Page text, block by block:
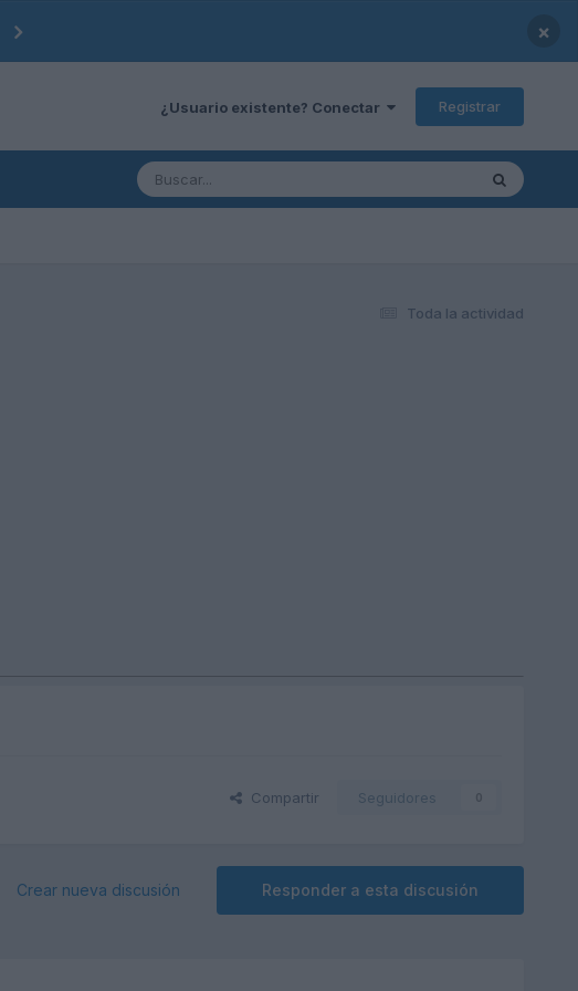
×
¿Usuario existente? Conectar Registrar
Toda la actividad
Compartir Seguidores 0
Responder a esta discusión
Crear nueva discusión